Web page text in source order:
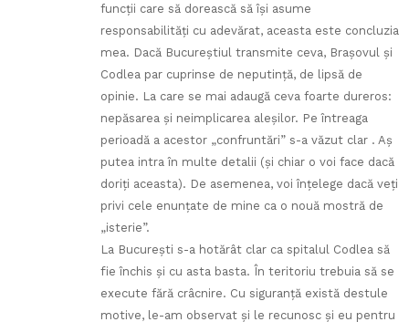
funcţii care să dorească să îşi asume
responsabilităţi cu adevărat, aceasta este concluzia
mea. Dacă Bucureştiul transmite ceva, Braşovul şi
Codlea par cuprinse de neputinţă, de lipsă de
opinie. La care se mai adaugă ceva foarte dureros:
nepăsarea şi neimplicarea aleşilor. Pe întreaga
perioadă a acestor „confruntări” s-a văzut clar . Aş
putea intra în multe detalii (şi chiar o voi face dacă
doriţi aceasta). De asemenea, voi înţelege dacă veţi
privi cele enunţate de mine ca o nouă mostră de
„isterie”.
La Bucureşti s-a hotărât clar ca spitalul Codlea să
fie închis şi cu asta basta. În teritoriu trebuia să se
execute fără crâcnire. Cu siguranţă există destule
motive, le-am observat şi le recunosc şi eu pentru